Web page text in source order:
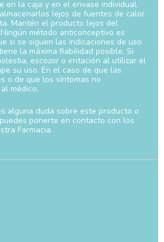
en la caja y en el envase individual.
lejos de fuentes de calor
Mantén el producto lejos del
método anticonceptivo es
si se siguen las indicaciones de uso
la máxima fiabilidad posible. Si
escozor o irritación al utilizar el
su uso. En el caso de que las
o de que los síntomas no
médico.
alguna duda sobre este producto o
ponerte en contacto con los
Farmacia.